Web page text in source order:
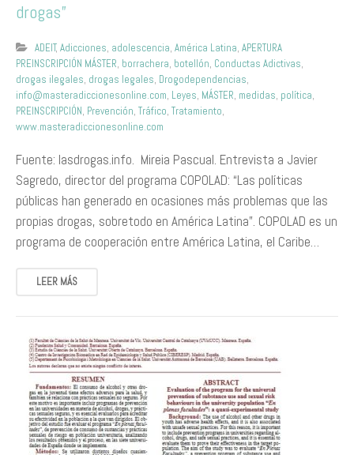
drogas”
ADEIT, Adicciones, adolescencia, América Latina, APERTURA
PREINSCRIPCIÓN MÁSTER, borrachera, botellón, Conductas Adictivas,
drogas ilegales, drogas legales, Drogodependencias,
info@masteradiccionesonline.com, Leyes, MÁSTER, medidas, política,
PREINSCRIPCIÓN, Prevención, Tráfico, Tratamiento,
www.masteradiccionesonline.com
Fuente: lasdrogas.info. Mireia Pascual. Entrevista a Javier
Sagredo, director del programa COPOLAD: “Las políticas
públicas han generado en ocasiones más problemas que las
propias drogas, sobretodo en América Latina”. COPOLAD es un
programa de cooperación entre América Latina, el Caribe…
LEER MÁS